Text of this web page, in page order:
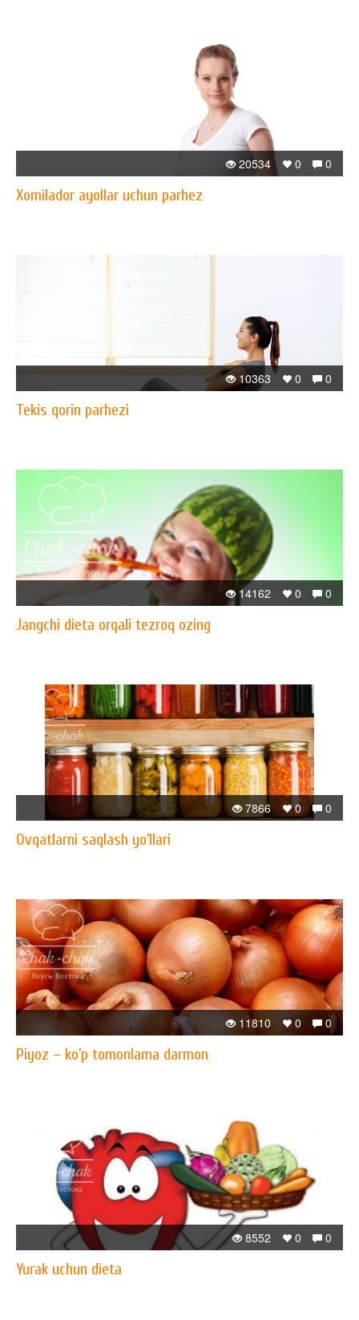
0
0
20534
Xomilador ayollar uchun parhez
0
0
10363
Tekis qorin parhezi
0
0
14162
Jangchi dieta orqali tezroq ozing
0
0
7866
Ovqatlarni saqlash yo’llari
0
0
11810
Piyoz – ko’p tomonlama darmon
0
0
8552
Yurak uchun dieta